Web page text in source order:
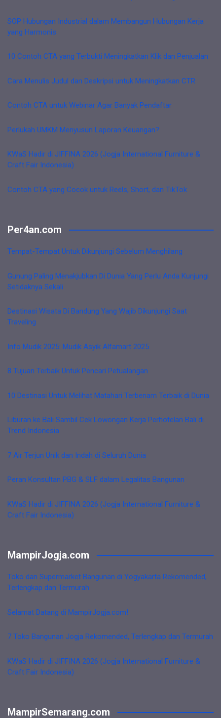
SOP Hubungan Industrial dalam Membangun Hubungan Kerja
yang Harmonis
10 Contoh CTA yang Terbukti Meningkatkan Klik dan Penjualan
Cara Menulis Judul dan Deskripsi untuk Meningkatkan CTR
Contoh CTA untuk Webinar Agar Banyak Pendaftar
Perlukah UMKM Menyusun Laporan Keuangan?
KWaS Hadir di JIFFINA 2026 (Jogja International Furniture &
Craft Fair Indonesia)
Contoh CTA yang Cocok untuk Reels, Short, dan TikTok
Per4an.com
Tempat-Tempat Untuk Dikunjungi Sebelum Menghilang
Gunung Paling Menakjubkan Di Dunia Yang Perlu Anda Kunjungi
Setidaknya Sekali
Destinasi Wisata Di Bandung Yang Wajib Dikunjungi Saat
Traveling
Info Mudik 2025: Mudik Asyik Alfamart 2025
8 Tujuan Terbaik Untuk Pencari Petualangan
10 Destinasi Untuk Melihat Matahari Terbenam Terbaik di Dunia
Liburan ke Bali Sambil Cek Lowongan Kerja Perhotelan Bali di
Trend Indonesia
7 Air Terjun Unik dan Indah di Seluruh Dunia
Peran Konsultan PBG & SLF dalam Legalitas Bangunan
KWaS Hadir di JIFFINA 2026 (Jogja International Furniture &
Craft Fair Indonesia)
MampirJogja.com
Toko dan Supermarket Bangunan di Yogyakarta Rekomended,
Terlengkap dan Termurah
Selamat Datang di MampirJogja.com!
7 Toko Bangunan Jogja Rekomended, Terlengkap dan Termurah
KWaS Hadir di JIFFINA 2026 (Jogja International Furniture &
Craft Fair Indonesia)
MampirSemarang.com